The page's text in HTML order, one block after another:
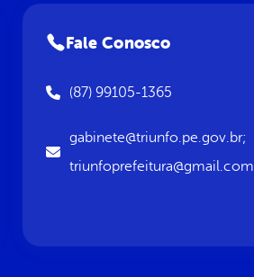
Fale Conosco
(87) 99105-1365
gabinete@triunfo.pe.gov.br;
triunfoprefeitura@gmail.com